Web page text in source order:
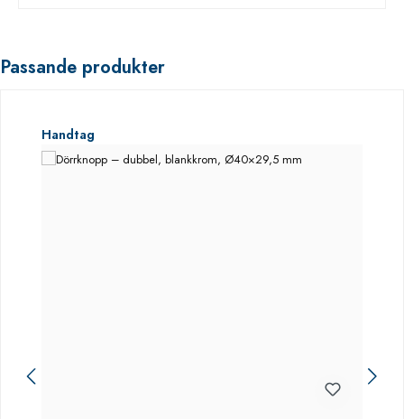
Passande produkter
Hoppa över produktgalleri
Handtag